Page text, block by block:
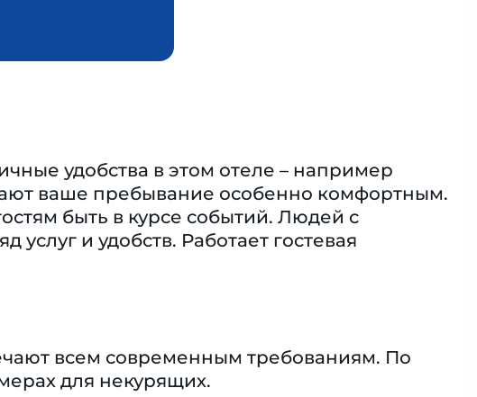
удобства в этом отеле – например
ваше пребывание особенно комфортным.
быть в курсе событий. Людей с
и удобств. Работает гостевая
всем современным требованиям. По
для некурящих.